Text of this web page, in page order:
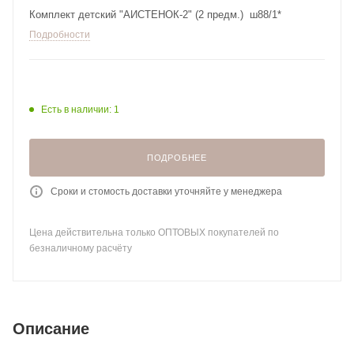
Комплект детский "АИСТЕНОК-2" (2 предм.) ш88/1*
Подробности
Есть в наличии: 1
ПОДРОБНЕЕ
Сроки и стомость доставки уточняйте у менеджера
Цена действительна только ОПТОВЫХ покупателей по
безналичному расчёту
Описание